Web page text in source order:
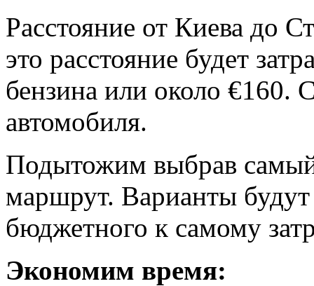
Расстояние от Киева до
это расстояние будет
бензина или около €160.
автомобиля.
Подытожим выбрав
маршрут. Варианты
бюджетного к самому
Экономим время: